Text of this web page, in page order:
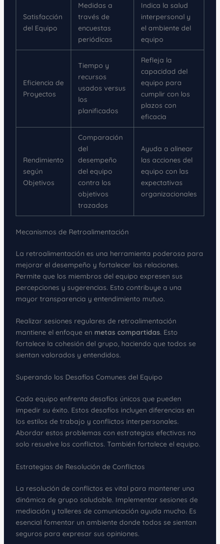
Satisfacción
del Equipo
Medidas a
través de
encuestas
periódicas
Indica la salud
interpersonal y
el ambiente del
equipo
Eficiencia de
Proyectos
Tiempo y
recursos
usados versus
los
planificados
Refleja la
capacidad del
equipo para
cumplir con los
plazos con
eficacia
Rendimiento
según
Objetivos
Comparación
del
desempeño
del equipo
contra los
objetivos
trazados
Ayuda a alinear
las acciones del
equipo con las
expectativas
organizacionales
Mecanismos de Retroalimentación
La retroalimentación es una herramienta poderosa para
mejorar el desempeño y fortalecer las relaciones.
Permite que los miembros del equipo expresen sus
percepciones y sugerencias. Esto contribuye a una
mayor transparencia y entendimiento mutuo.
Realizar sesiones regulares de retroalimentación
mantiene el enfoque en metas compartidas. Esto
fortalece la cohesión del grupo, haciendo que todos se
sientan valorados y entendidos.
Superando los Desafíos Comunes del Equipo
Cada equipo enfrenta desafíos únicos que pueden
impedir su éxito. Estos desafíos incluyen diferencias en
los estilos de trabajo y conflictos interpersonales.
Abordar estos problemas con estrategias efectivas no
solo resuelve los conflictos. También fortalece el equipo.
Estrategias de Resolución de Conflictos
La resolución de conflictos es vital para mantener una
dinámica de grupo saludable. Implementar sesiones de
mediación y talleres de comunicación ayuda mucho. Es
esencial fomentar un ambiente donde todos se sientan
seguros para expresar sus opiniones.